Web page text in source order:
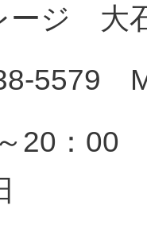
ージ 大
5579
20：